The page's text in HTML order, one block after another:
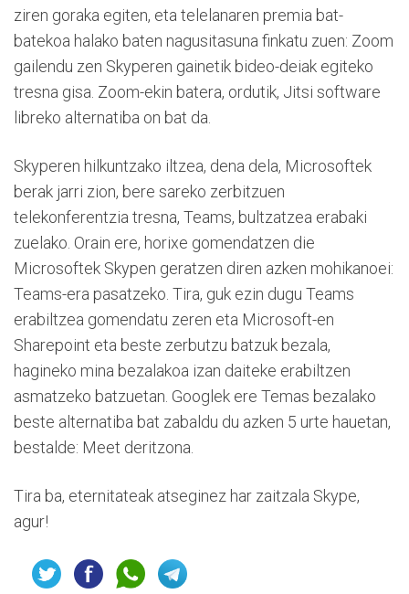
ziren goraka egiten, eta telelanaren premia bat-
batekoa halako baten nagusitasuna finkatu zuen: Zoom
gailendu zen Skyperen gainetik bideo-deiak egiteko
tresna gisa. Zoom-ekin batera, ordutik, Jitsi software
libreko alternatiba on bat da.
Skyperen hilkuntzako iltzea, dena dela, Microsoftek
berak jarri zion, bere sareko zerbitzuen
telekonferentzia tresna, Teams, bultzatzea erabaki
zuelako. Orain ere, horixe gomendatzen die
Microsoftek Skypen geratzen diren azken mohikanoei:
Teams-era pasatzeko. Tira, guk ezin dugu Teams
erabiltzea gomendatu zeren eta Microsoft-en
Sharepoint eta beste zerbutzu batzuk bezala,
hagineko mina bezalakoa izan daiteke erabiltzen
asmatzeko batzuetan. Googlek ere Temas bezalako
beste alternatiba bat zabaldu du azken 5 urte hauetan,
bestalde: Meet deritzona.
Tira ba, eternitateak atseginez har zaitzala Skype,
agur!